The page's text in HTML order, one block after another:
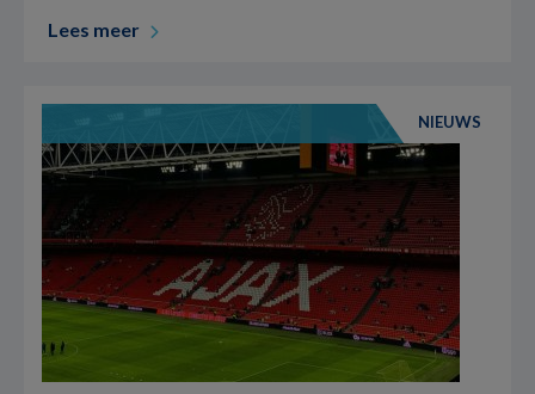
Lees meer
NIEUWS